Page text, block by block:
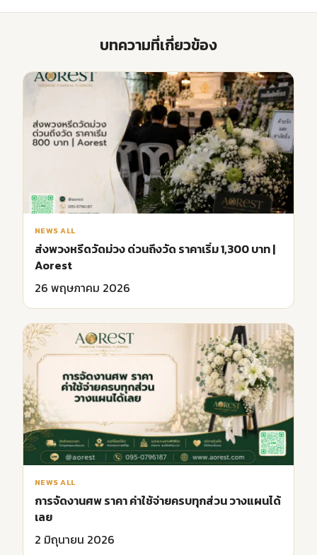
บทความที่เกี่ยวข้อง
NEWS ALL
ส่งพวงหรีดวัดม่วง ด่วนถึงวัด ราคาเริ่ม 1,300 บาท |
Aorest
26 พฤษภาคม 2026
NEWS ALL
การจัดงานศพ ราคา ค่าใช้จ่ายครบทุกส่วน วางแผนได้
เลย
2 มิถุนายน 2026